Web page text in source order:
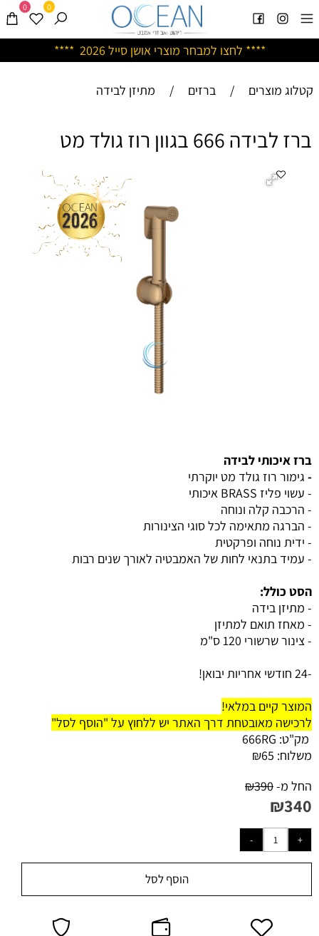
**** לחצו למבחר מוצרי אושן סייל 2026 ****
0 0
קטלוג מוצרים / ברזים / מתיזן לבידה
ברז לבידה 666 בגוון רוז גולד מט
ברז איכותי לבידה
- גימור רוז גולד מט יוקרתי
- עשוי פליז BRASS איכותי
- הרכבה קלה ונוחה
- הברגה מתאימה לכל סוגי הצינורות
- ידית נוחה ופרקטית
- עמיד בתנאי לחות של האמבטיה לאורך שנים רבות
הסט כולל:
- מתיזן בידה
- מאחז תואם למתיזן
- צינור שרשורי 120 ס"מ
-24 חודשי אחריות יבואן!
המוצר קיים במלאי!
לרכישה מאובטחת דרך האתר יש ללחוץ על "הוסף לסל"
מק"ט: 666RG
משלוח:
₪65
החל מ-
₪390
₪340
הוסף לסל